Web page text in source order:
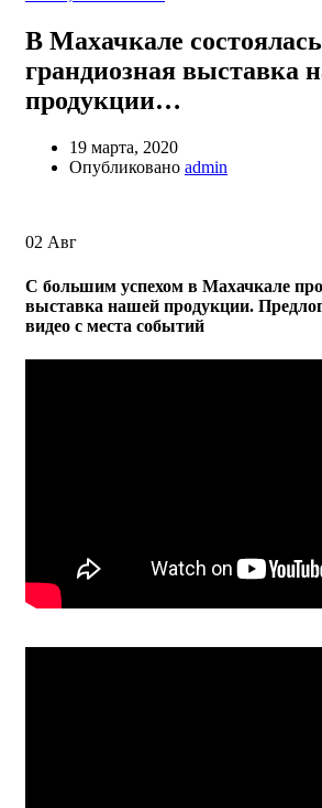
В Махачкале состоялась
грандиозная выставка
продукции…
19 марта, 2020
Опубликовано admin
02 Авг
С большим успехом в Махачкале
выставка нашей продукции.
видео с места событий